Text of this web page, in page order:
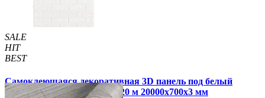
SALE
HIT
BEST
Самоклеющаяся декоративная 3D панель под белый
матовый кирпич в рулоне 20 м 20000x700x3 мм